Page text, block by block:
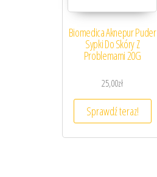
Biomedica Aknepur Puder
Sypki Do Skóry Z
Problemami 20G
25,00zł
Sprawdź teraz!